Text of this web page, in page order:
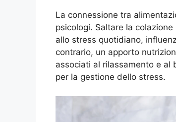
La connessione tra
psicologi. Saltare la
allo stress quotidiano,
contrario, un apporto
associati al rilassamento e al
per la gestione dello stress.